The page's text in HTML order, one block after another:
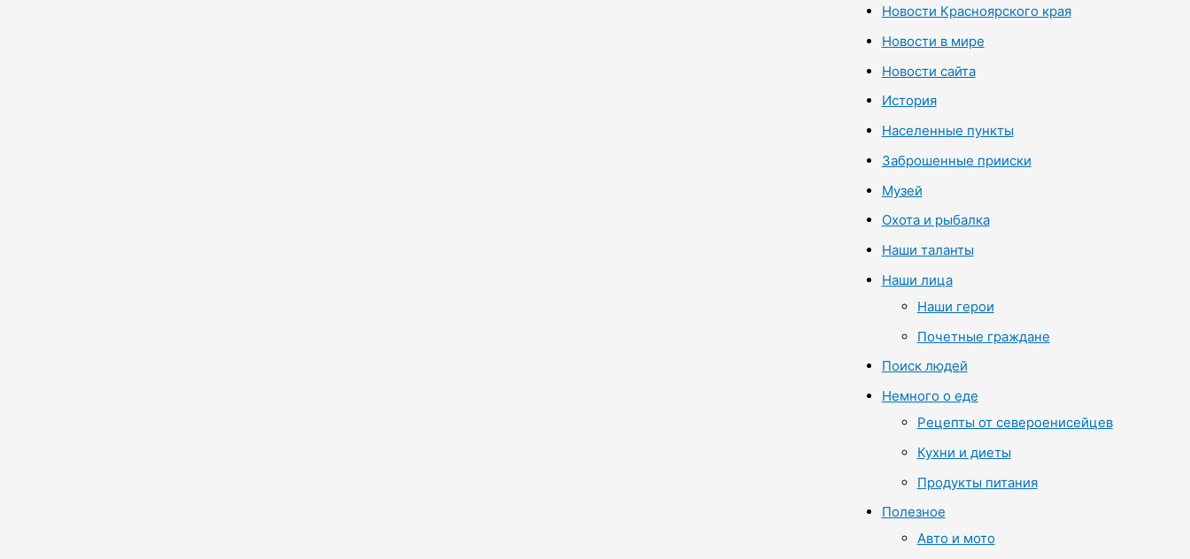
Новости Красноярского края
Новости в мире
Новости сайта
История
Населенные пункты
Заброшенные прииски
Музей
Охота и рыбалка
Наши таланты
Наши лица
Наши герои
Почетные граждане
Поиск людей
Немного о еде
Рецепты от североенисейцев
Кухни и диеты
Продукты питания
Полезное
Авто и мото